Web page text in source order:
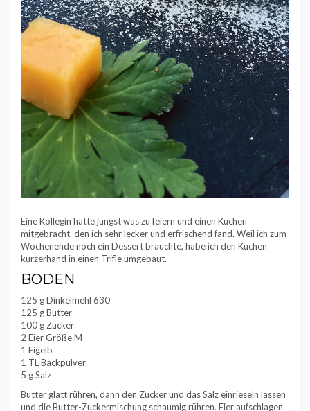
Eine Kollegin hatte jüngst was zu feiern und einen Kuchen
mitgebracht, den ich sehr lecker und erfrischend fand. Weil ich zum
Wochenende noch ein Dessert brauchte, habe ich den Kuchen
kurzerhand in einen Trifle umgebaut.
BODEN
125 g Dinkelmehl 630
125 g Butter
100 g Zucker
2 Eier Größe M
1 Eigelb
1 TL Backpulver
5 g Salz
Butter glatt rühren, dann den Zucker und das Salz einrieseln lassen
und die Butter-Zuckermischung schaumig rühren. Eier aufschlagen